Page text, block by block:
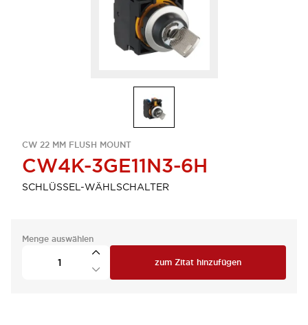
CW 22 MM FLUSH MOUNT
CW4K-3GE11N3-6H
SCHLÜSSEL-WÄHLSCHALTER
Menge auswählen
zum Zitat hinzufügen